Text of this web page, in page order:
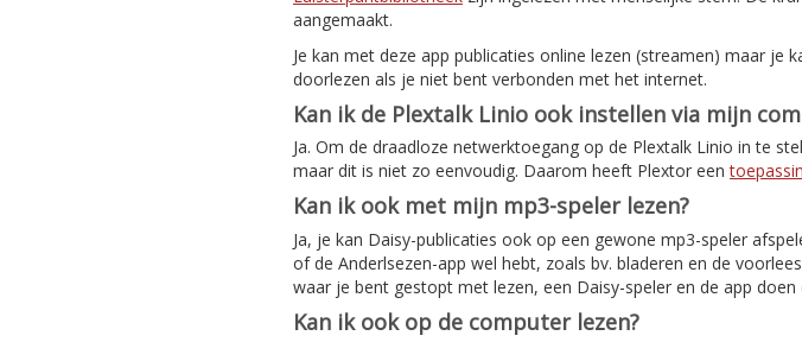
aangemaakt.
Je kan met deze app publicaties online lezen (streamen) maar
doorlezen als je niet bent verbonden met het internet.
Kan ik de Plextalk Linio ook instellen via mijn
Ja. Om de draadloze netwerktoegang op de Plextalk Linio in te
maar dit is niet zo eenvoudig. Daarom heeft Plextor een
Kan ik ook met mijn mp3-speler lezen?
Ja, je kan Daisy-publicaties ook op een gewone mp3-speler
of de Anderlsezen-app wel hebt, zoals bv. bladeren en de
waar je bent gestopt met lezen, een Daisy-speler en de app doen
Kan ik ook op de computer lezen?